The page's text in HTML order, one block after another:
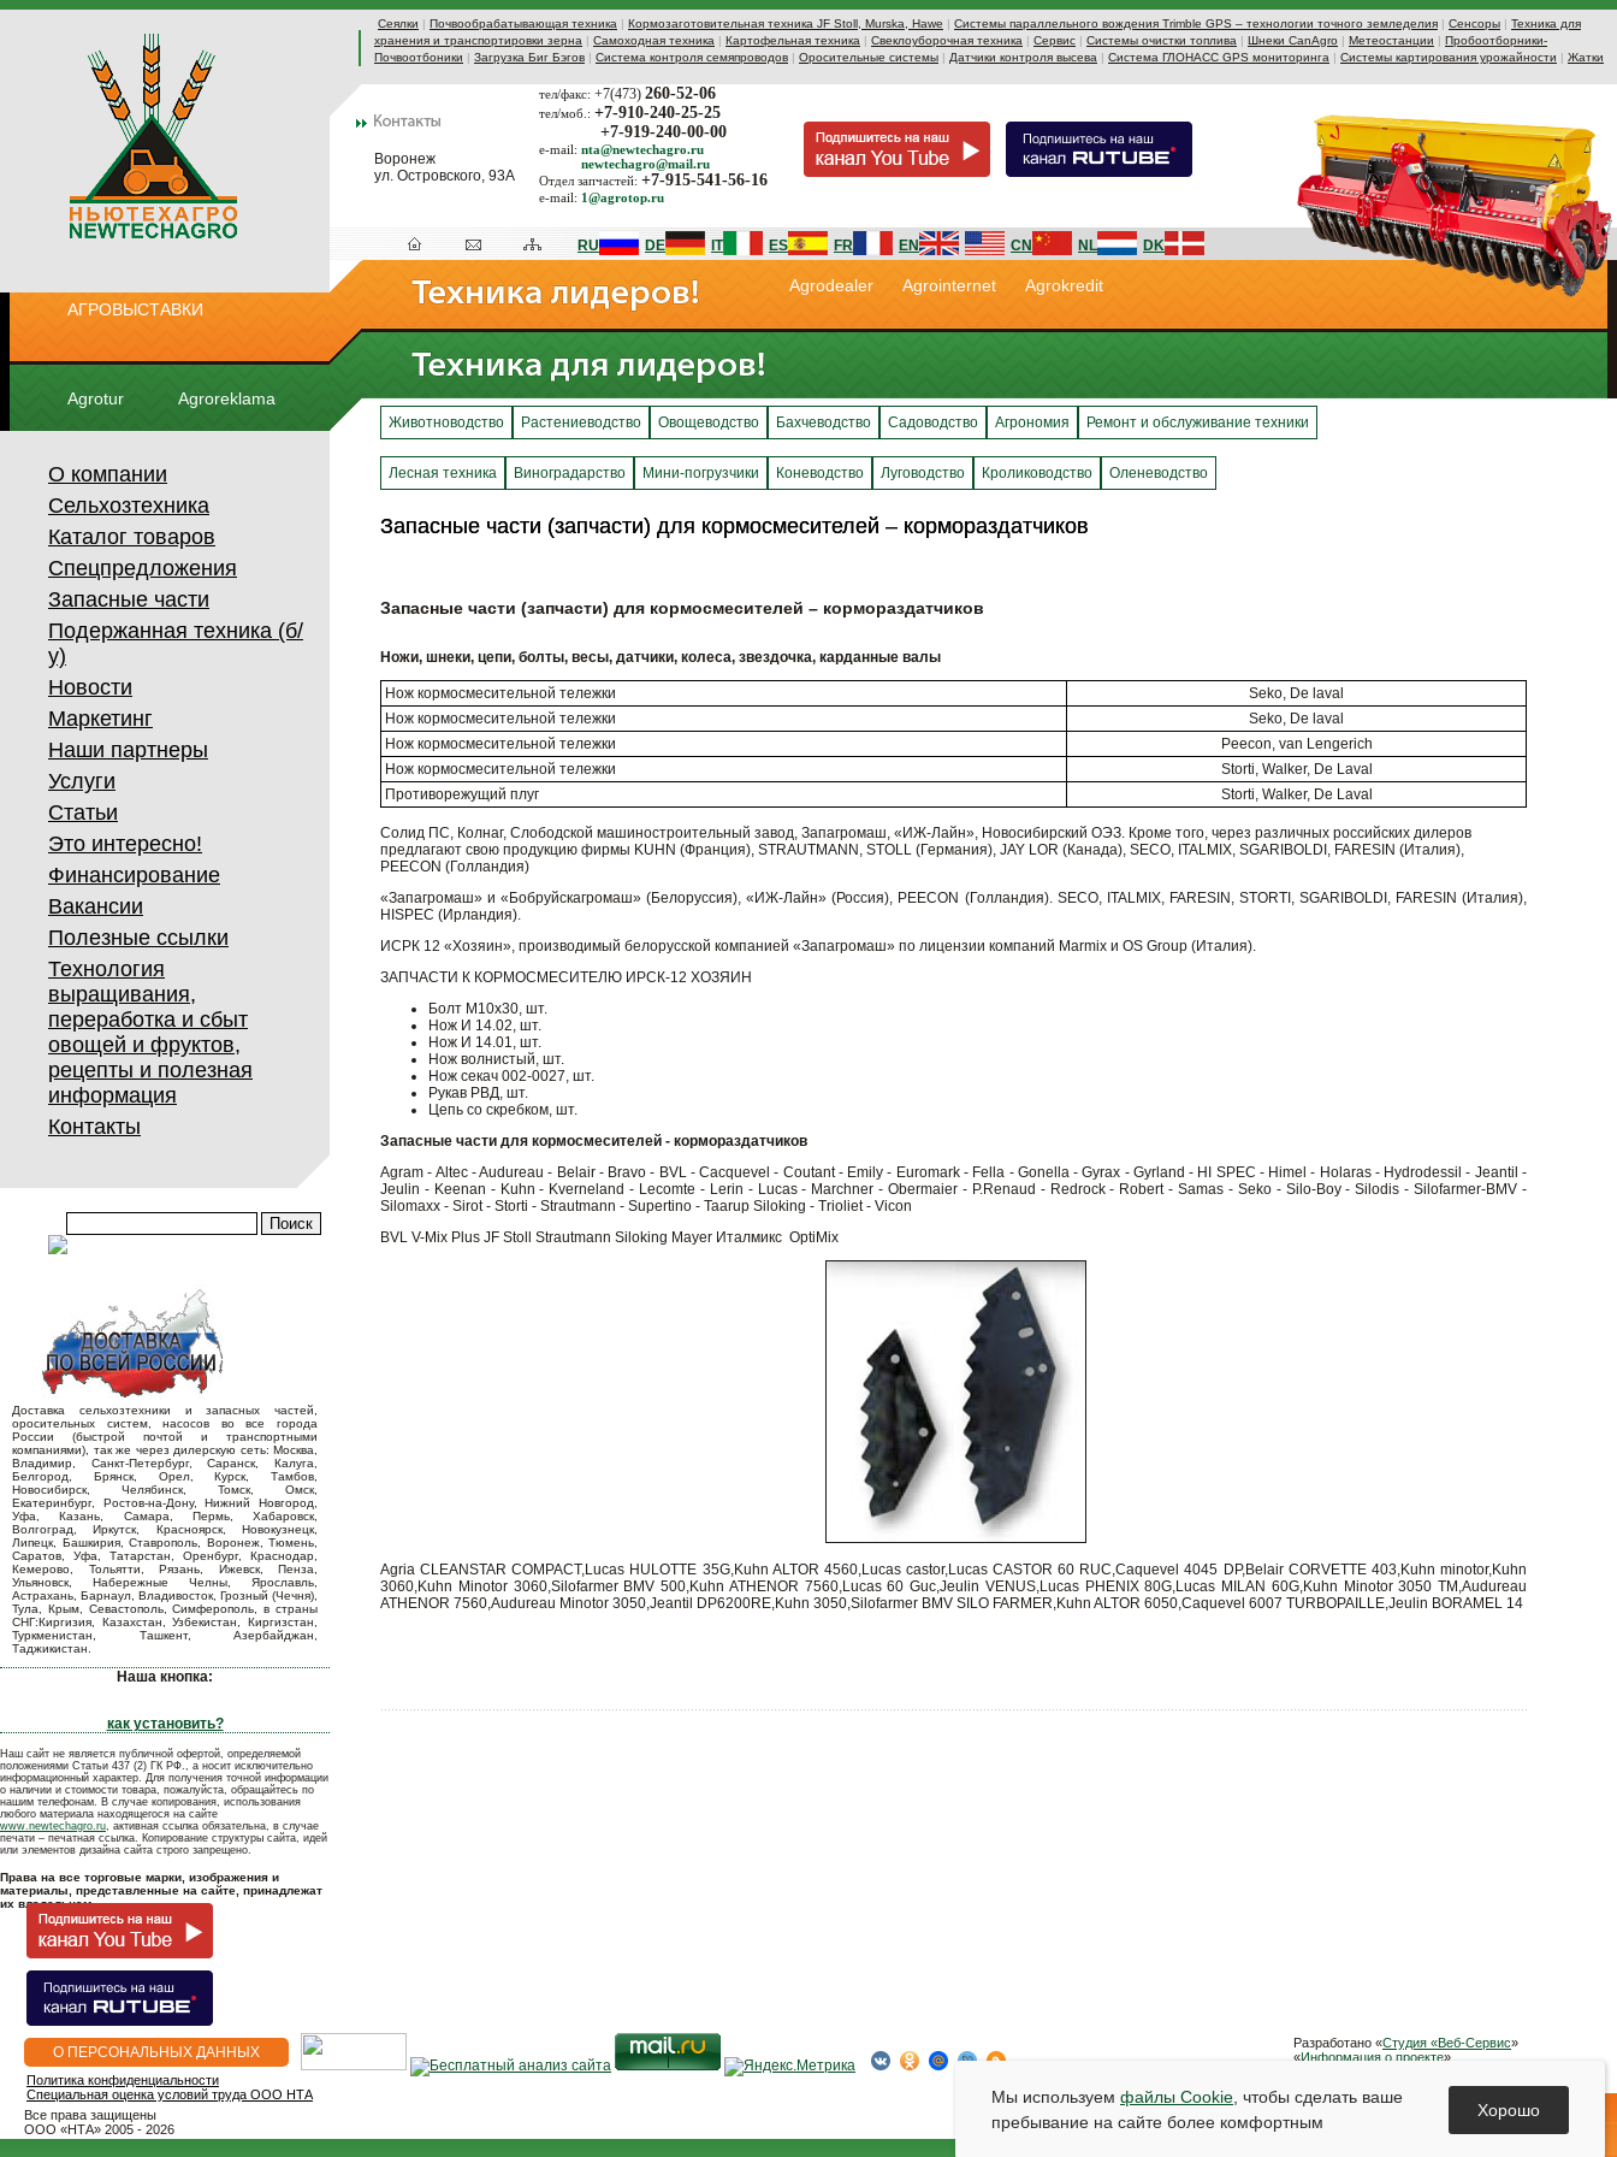
Сеялки | Почвообрабатывающая техника | Кормозаготовительная техника JF Stoll, Murska, Hawe | Системы параллельного вождения Trimble GPS – технологии точного земледелия | Сенсоры | Техника для
хранения и транспортировки зерна | Самоходная техника | Картофельная техника | Свеклоуборочная техника | Сервис | Системы очистки топлива | Шнеки CanAgro | Метеостанции | Пробоотборники-
Почвоотбоники | Загрузка Биг Бэгов | Система контроля семяпроводов | Оросительные системы | Датчики контроля высева | Система ГЛОНАСС GPS мониторинга | Системы картирования урожайности | Жатки
Воронеж
ул. Островского, 93А
тел/факс: +7(473) 260-52-06
тел/моб.: +7-910-240-25-25
+7-919-240-00-00
e-mail: nta@newtechagro.ru
newtechagro@mail.ru
Отдел запчастей: +7-915-541-56-16
e-mail: 1@agrotop.ru
АГРОВЫСТАВКИ
Agrotur Agroreklama
RU DE IT ES FR EN CN NL DK
Agrodealer Agrointernet Agrokredit
О компании
Сельхозтехника
Каталог товаров
Спецпредложения
Запасные части
Подержанная техника (б/
у)
Новости
Маркетинг
Наши партнеры
Услуги
Статьи
Это интересно!
Финансирование
Вакансии
Полезные ссылки
Технология
выращивания,
переработка и сбыт
овощей и фруктов,
рецепты и полезная
информация
Контакты
Доставка сельхозтехники и запасных частей,
оросительных систем, насосов во все города
России (быстрой почтой и транспортными
компаниями), так же через дилерскую сеть: Москва,
Владимир, Санкт-Петербург, Саранск, Калуга,
Белгород, Брянск, Орел, Курск, Тамбов,
Новосибирск, Челябинск, Томск, Омск,
Екатеринбург, Ростов-на-Дону, Нижний Новгород,
Уфа, Казань, Самара, Пермь, Хабаровск,
Волгоград, Иркутск, Красноярск, Новокузнецк,
Липецк, Башкирия, Ставрополь, Воронеж, Тюмень,
Саратов, Уфа, Татарстан, Оренбург, Краснодар,
Кемерово, Тольятти, Рязань, Ижевск, Пенза,
Ульяновск, Набережные Челны, Ярославль,
Астрахань, Барнаул, Владивосток, Грозный (Чечня),
Тула, Крым, Севастополь, Симферополь, в страны
СНГ:Киргизия, Казахстан, Узбекистан, Киргизстан,
Туркменистан, Ташкент, Азербайджан,
Таджикистан.
Наша кнопка:
как установить?
Наш сайт не является публичной офертой, определяемой
положениями Статьи 437 (2) ГК РФ., а носит исключительно
информационный характер. Для получения точной информации
о наличии и стоимости товара, пожалуйста, обращайтесь по
нашим телефонам. В случае копирования, использования
любого материала находящегося на сайте
www.newtechagro.ru, активная ссылка обязательна, в случае
печати – печатная ссылка. Копирование структуры сайта, идей
или элементов дизайна сайта строго запрещено.
Права на все торговые марки, изображения и
материалы, представленные на сайте, принадлежат
их владельцам.
Животноводство Растениеводство Овощеводство Бахчеводство Садоводство Агрономия Ремонт и обслуживание техники
Лесная техника Виноградарство Мини-погрузчики Коневодство Луговодство Кролиководство Оленеводство
Запасные части (запчасти) для кормосмесителей – кормораздатчиков
Запасные части (запчасти) для кормосмесителей – кормораздатчиков
Запасные части (запчасти) для кормосмесителей – кормораздатчиков
Ножи, шнеки, цепи, болты, весы, датчики, колеса, звездочка, карданные валы
Нож кормосмесительной тележки
Seko, De laval
Нож кормосмесительной тележки
Seko, De laval
Нож кормосмесительной тележки
Peecon, van Lengerich
Нож кормосмесительной тележки
Storti, Walker, De Laval
Противорежущий плуг
Storti, Walker, De Laval
Солид ПС, Колнаг, Слободской машиностроительный завод, Запагромаш, «ИЖ-Лайн», Новосибирский ОЭЗ. Кроме того, через различных российских дилеров
предлагают свою продукцию фирмы KUHN (Франция), STRAUTMANN, STOLL (Германия), JAY LOR (Канада), SECO, ITALMIX, SGARIBOLDI, FARESIN (Италия),
PEECON (Голландия)
«Запагромаш» и «Бобруйскагромаш» (Белоруссия), «ИЖ-Лайн» (Россия), PEECON (Голландия). SECO, ITALMIX, FARESIN, STORTI, SGARIBOLDI, FARESIN (Италия),
HISPEC (Ирландия).
ИСРК 12 «Хозяин», производимый белорусской компанией «Запагромаш» по лицензии компаний Marmix и OS Group (Италия).
ЗАПЧАСТИ К КОРМОСМЕСИТЕЛЮ ИРСК-12 ХОЗЯИН
Болт М10х30, шт.
Нож И 14.02, шт.
Нож И 14.01, шт.
Нож волнистый, шт.
Нож секач 002-0027, шт.
Рукав РВД, шт.
Цепь со скребком, шт.
Запасные части для кормосмесителей - кормораздатчиков
Agram - Altec - Audureau - Belair - Bravo - BVL - Cacquevel - Coutant - Emily - Euromark - Fella - Gonella - Gyrax - Gyrland - HI SPEC - Himel - Holaras - Hydrodessil - Jeantil -
Jeulin - Keenan - Kuhn - Kverneland - Lecomte - Lerin - Lucas - Marchner - Obermaier - P.Renaud - Redrock - Robert - Samas - Seko - Silo-Boy - Silodis - Silofarmer-BMV -
Silomaxx - Sirot - Storti - Strautmann - Supertino - Taarup Siloking - Trioliet - Vicon
BVL V-Mix Plus JF Stoll Strautmann Siloking Mayer Италмикс OptiMix
Agria CLEANSTAR COMPACT,Lucas HULOTTE 35G,Kuhn ALTOR 4560,Lucas castor,Lucas CASTOR 60 RUC,Caquevel 4045 DP,Belair CORVETTE 403,Kuhn minotor,Kuhn
3060,Kuhn Minotor 3060,Silofarmer BMV 500,Kuhn ATHENOR 7560,Lucas 60 Guc,Jeulin VENUS,Lucas PHENIX 80G,Lucas MILAN 60G,Kuhn Minotor 3050 TM,Audureau
ATHENOR 7560,Audureau Minotor 3050,Jeantil DP6200RE,Kuhn 3050,Silofarmer BMV SILO FARMER,Kuhn ALTOR 6050,Caquevel 6007 TURBOPAILLE,Jeulin BORAMEL 14
О ПЕРСОНАЛЬНЫХ ДАННЫХ
Все права защищены
OOO «НТА» 2005 - 2026
Политика конфиденциальности
Специальная оценка условий труда ООО НТА
Разработано «Студия «Веб-Сервис»
«Информация о проекте»
Мы используем файлы Cookie , чтобы сделать ваше
пребывание на сайте более комфортным
Хорошо